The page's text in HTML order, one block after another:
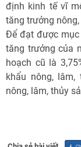
định kinh tế vĩ
tăng trưởng
Để đạt được mục
tăng trưởng của
hoạch cũ là
khẩu nông,
nông, lâm, thủy